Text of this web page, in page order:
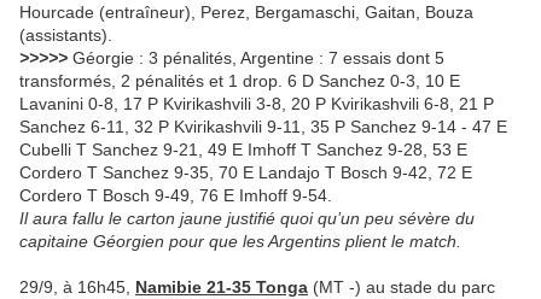
Hourcade (entraîneur), Perez, Bergamaschi, Gaitan, Bouza
(assistants).
>>>>> Géorgie : 3 pénalités, Argentine : 7 essais dont 5
transformés, 2 pénalités et 1 drop. 6 D Sanchez 0-3, 10 E
Lavanini 0-8, 17 P Kvirikashvili 3-8, 20 P Kvirikashvili 6-8, 21 P
Sanchez 6-11, 32 P Kvirikashvili 9-11, 35 P Sanchez 9-14 - 47 E
Cubelli T Sanchez 9-21, 49 E Imhoff T Sanchez 9-28, 53 E
Cordero T Sanchez 9-35, 70 E Landajo T Bosch 9-42, 72 E
Cordero T Bosch 9-49, 76 E Imhoff 9-54.
Il aura fallu le carton jaune justifié quoi qu’un peu sévère du
capitaine Géorgien pour que les Argentins plient le match.
29/9, à 16h45, Namibie 21-35 Tonga (MT -) au stade du parc